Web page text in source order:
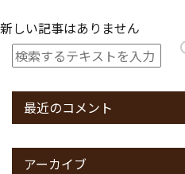
新しい記事はありません
最近のコメント
アーカイブ